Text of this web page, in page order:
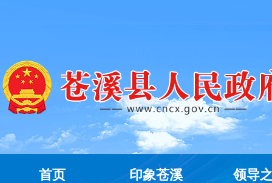
首页 印象苍溪 领导